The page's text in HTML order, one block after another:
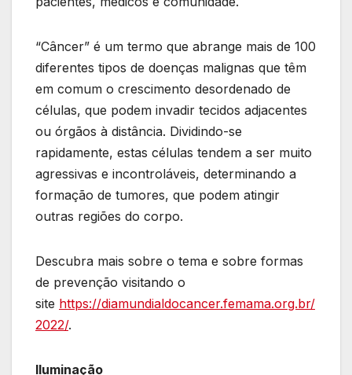
“Câncer” é um termo que abrange mais de 100
diferentes tipos de doenças malignas que têm
em comum o crescimento desordenado de
células, que podem invadir tecidos adjacentes
ou órgãos à distância. Dividindo-se
rapidamente, estas células tendem a ser muito
agressivas e incontroláveis, determinando a
formação de tumores, que podem atingir
outras regiões do corpo.
Descubra mais sobre o tema e sobre formas
de prevenção visitando o
site https://diamundialdocancer.femama.org.br/
2022/.
Iluminação